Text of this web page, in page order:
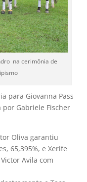
na cerimônia de
para Giovanna Pass
por Gabriele Fischer
Oliva garantiu
65,395%, e Xerife
Avila com